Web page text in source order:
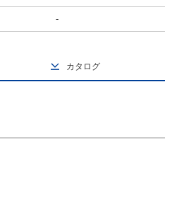
-
カタログ